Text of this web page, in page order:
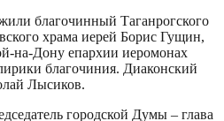
благочинный Таганрогского
храма иерей Борис Гущин,
на-Дону епархии иеромонах
благочиния. Диаконский
Лысиков.
городской Думы – глава